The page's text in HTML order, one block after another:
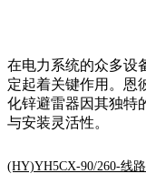
在电力系统的众多设
定起着关键作用。恩
化锌避雷器因其独特
与安装灵活性。
(HY)YH5CX-90/260-线